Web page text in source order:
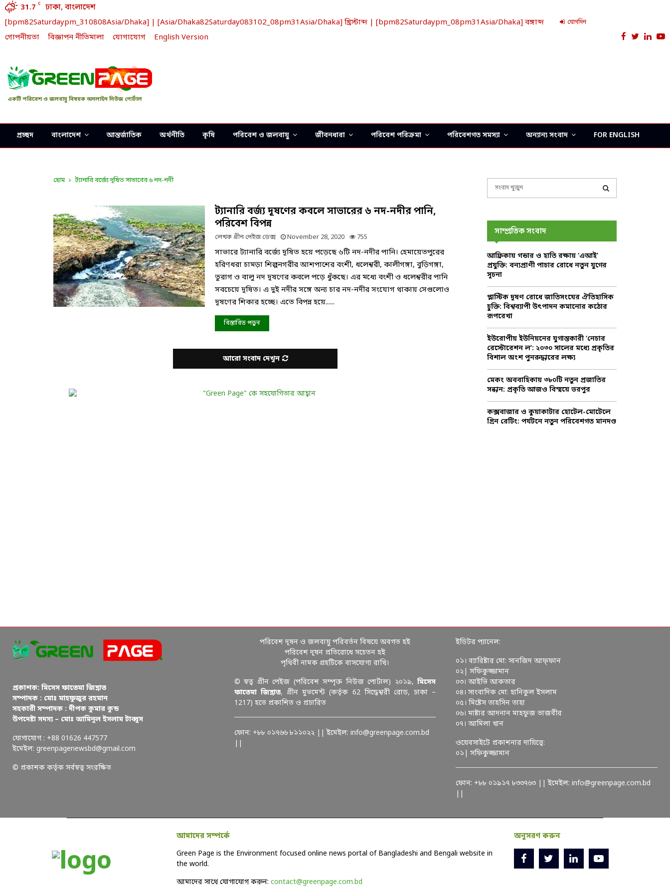
31.7 C
ঢাকা, বাংলাদেশ
[bpm82Saturdaypm_310808Asia/Dhaka] | [Asia/Dhaka82Saturday083102_08pm31Asia/Dhaka] খ্রিস্টাব্দ | [bpm82Saturdaypm_08pm31Asia/Dhaka] বঙ্গাব্দ
যোগদিন
গোপনীয়তা বিজ্ঞাপন নীতিমালা যোগাযোগ English Version Facebook
Twitter
একটি পরিবেশ ও জলবায়ু বিষয়ক অনলাইন নিউজ পোর্টাল
প্রচ্ছদ বাংলাদেশ আন্তর্জাতিক অর্থনীতি কৃষি পরিবেশ ও জলবায়ু জীবনধারা পরিবেশ পরিক্রমা পরিবেশগত সমস্যা অন্যান্য সংবাদ FOR ENGLISH
হোম ট্যানারি বর্জ্যে দূষিত সাভারের ৬ নদ-নদী
ট্যানারি বর্জ্য দূষণের কবলে সাভারের ৬ নদ-নদীর পানি,
পরিবেশ বিপন্ন
লেখক গ্রীন পেইজ ডেক্স November 28, 2020 755
সাভারে ট্যানারি বর্জ্যে দূষিত হয়ে পড়েছে ৬টি নদ-নদীর পানি। হেমায়েতপুরের
হরিণধরা চামড়া শিল্পনগরীর আশপাশের বংশী, ধলেশ্বরী, কালীগঙ্গা, বুড়িগঙ্গা,
তুরাগ ও বালু নদ দূষণের কবলে পড়ে ধুঁকছে। এর মধ্যে বংশী ও ধলেশ্বরীর পানি
সবচেয়ে দূষিত। এ দুই নদীর সঙ্গে অন্য চার নদ-নদীর সংযোগ থাকায় সেগুলোও
দূষণের শিকার হচ্ছে। এতে বিপন্ন হয়ে......
বিস্তারিত পড়ুন
আরো সংবাদ দেখুন
o
r
:
R
C
H
সাম্প্রতিক সংবাদ
আফ্রিকায় গন্ডার ও হাতি রক্ষায় ‘এআই’
প্রযুক্তি: বন্যপ্রাণী পাচার রোধে নতুন যুগের
সূচনা
প্লাস্টিক দূষণ রোধে জাতিসংঘের ঐতিহাসিক
চুক্তি: বিশ্বব্যাপী উৎপাদন কমানোর কঠোর
রূপরেখা
ইউরোপীয় ইউনিয়নের যুগান্তকারী ‘নেচার
রেস্টোরেশন ল’: ২০৩০ সালের মধ্যে প্রকৃতির
বিশাল অংশ পুনরুদ্ধারের লক্ষ্য
মেকং অববাহিকায় ৩৮০টি নতুন প্রজাতির
সন্ধান: প্রকৃতি আজও বিস্ময়ে ভরপুর
কক্সবাজার ও কুয়াকাটার হোটেল-মোটেলে
গ্রিন রেটিং: পর্যটনে নতুন পরিবেশগত মানদণ্ড
প্রকাশক: মিসেস ফাতেমা জিন্নাত
সম্পাদক : মোঃ মাহফুজুর রহমান
সহকারী সম্পাদক : দীপক কুমার কুন্ড
উপদেষ্টা সদস্য – মোঃ আমিনুল ইসলাম টাব্বুস
যোগাযোগ : +88 01626 447577
ইমেইল: greenpagenewsbd@gmail.com
© প্রকাশক কর্তৃক সর্বস্বত্ব সংরক্ষিত
পরিবেশ দূষন ও জলবায়ু পরিবর্তন বিষয়ে অবগত হই
পরিবেশ দূষন প্রতিরোধে সচেতন হই
পৃথিবী নামক গ্রহটিকে বাসযোগ্য রাখি।
© স্বত্ব গ্রীন পেইজ (পরিবেশ সম্পৃক্ত নিউজ পোর্টাল) ২০১৯,মিসেস
ফাতেমা জিন্নাত, গ্রীন মুভমেন্ট (কর্তৃক 62 সিদ্ধেশ্বরী রোড, ঢাকা –
1217) হতে প্রকাশিত ও প্রচারিত
ফোন: +৮৮ ০১৭৬৬ ৮১১০২২ || ইমেইল: info@greenpage.com.bd
ইডিটর প্যানেল:
০১। ব্যারিষ্টার মো: সানজিদ আফ্ফান
০২| সফিকুজ্জামান
০৩। আইভি আকতার
০৪। সাংবাদিক মো: হানিকুল ইসলাম
০৫। মিষ্টেস তাহসিন তাহা
০৬। মাষ্টার আদনান মাহফুজ তাজবীর
০৭। আমিলা খান
ওয়েবসাইটে প্রকাশনার দায়িত্বে:
০১| সফিকুজ্জামান
ফোন: +৮৮ ০১৯১৭ ৮৩৩৭৬৩ || ইমেইল: info@greenpage.com.bd
আমাদের সম্পর্কে
Green Page is the Environment focused online news portal of Bangladeshi and Bengali website in
the world.
আমাদের সাথে যোগাযোগ করুন: contact@greenpage.com.bd
অনুসরণ করুন